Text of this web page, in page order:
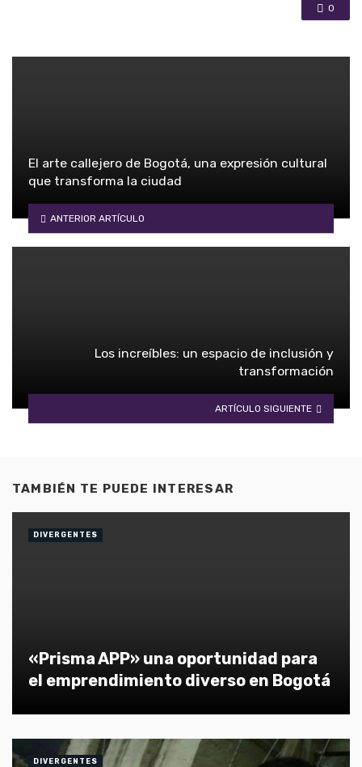
0
El arte callejero de Bogotá, una expresión cultural
que transforma la ciudad
ANTERIOR ARTÍCULO
Los increíbles: un espacio de inclusión y
transformación
ARTÍCULO SIGUIENTE
TAMBIÉN TE PUEDE INTERESAR
«Prisma APP» una oportunidad para
el emprendimiento diverso en Bogotá
DIVERGENTES
DIVERGENTES